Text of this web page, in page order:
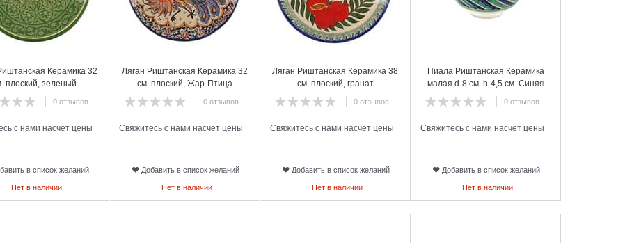
Керамика 32
плоский, зеленый
0 отзывов
с нами насчет цены
в список желаний
Нет в наличии
Ляган Риштанская Керамика 32
см. плоский, Жар-Птица
0 отзывов
Свяжитесь с нами насчет цены
Добавить в список желаний
Нет в наличии
Ляган Риштанская Керамика 38
см. плоский, гранат
0 отзывов
Свяжитесь с нами насчет цены
Добавить в список желаний
Нет в наличии
Пиала Риштанская Керамика
малая d-8 см. h-4,5 см. Синяя
0 отзывов
Свяжитесь с нами насчет цены
Добавить в список желаний
Нет в наличии